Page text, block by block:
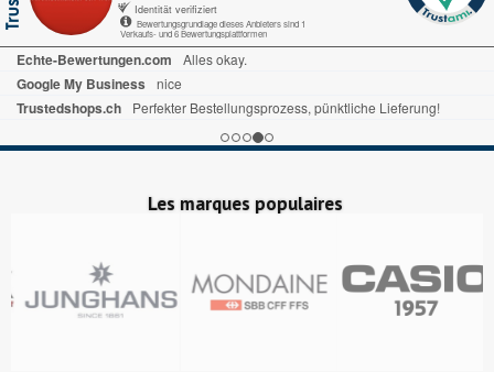
Identität verifiziert
Bewertungsgrundlage dieses Anbieters sind 1
Verkaufs- und 6 Bewertungsplattformen
Echte-Bewertungen.com Alles okay.
Google My Business nice
Trustedshops.ch Perfekter Bestellungsprozess, pünktliche Lieferung!
Les marques populaires